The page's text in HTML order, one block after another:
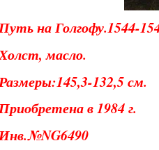
на Голгофу.1544-
масло.
132,5 см.
в 1984 г.